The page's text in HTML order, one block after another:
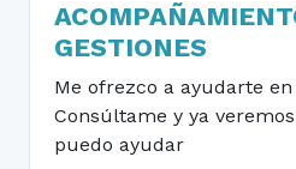
GESTIONES
Me ofrezco a ayudarte
Consúltame y ya
puedo ayudar